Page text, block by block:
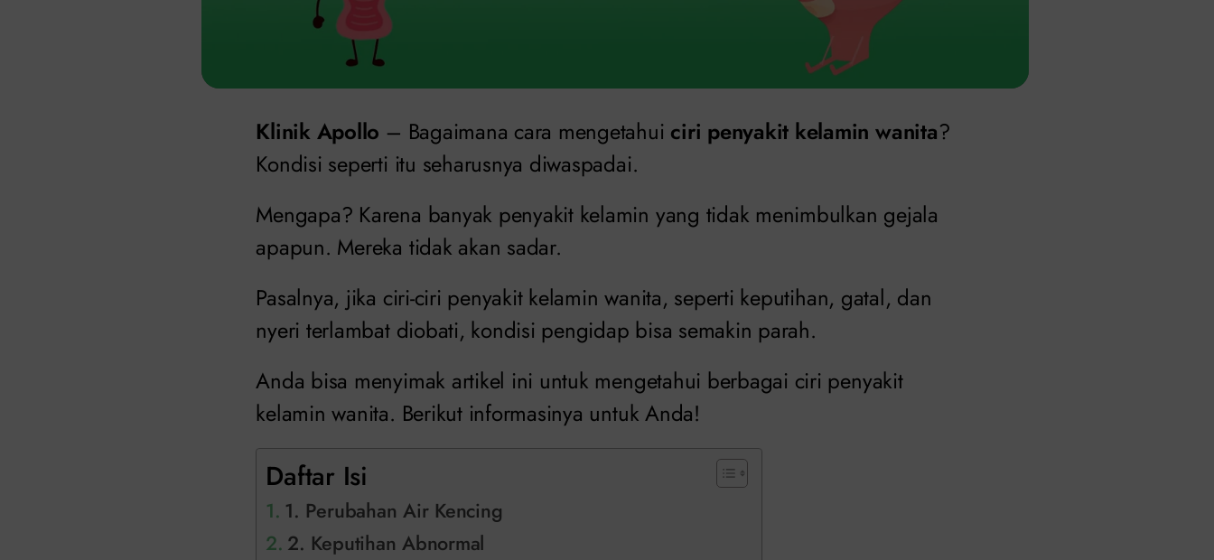
Klinik Apollo – Bagaimana cara mengetahui ciri penyakit kelamin wanita?
Kondisi seperti itu seharusnya diwaspadai.
Mengapa? Karena banyak penyakit kelamin yang tidak menimbulkan gejala
apapun. Mereka tidak akan sadar.
Pasalnya, jika ciri-ciri penyakit kelamin wanita, seperti keputihan, gatal, dan
nyeri terlambat diobati, kondisi pengidap bisa semakin parah.
Anda bisa menyimak artikel ini untuk mengetahui berbagai ciri penyakit
kelamin wanita. Berikut informasinya untuk Anda!
Daftar Isi
1. Perubahan Air Kencing
2. Keputihan Abnormal